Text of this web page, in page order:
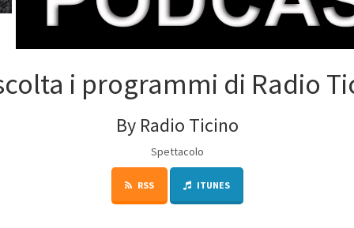
i programmi di Radio
By Radio Ticino
Spettacolo
RSS ITUNES